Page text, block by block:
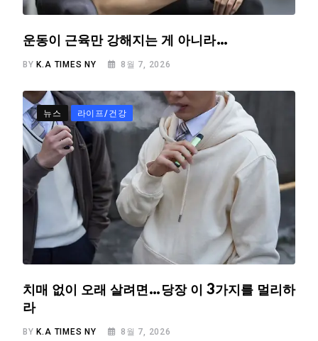
운동이 근육만 강해지는 게 아니라…
BY K.A TIMES NY 8월 7, 2026
뉴스 라이프/건강
치매 없이 오래 살려면…당장 이 3가지를 멀리하
라
BYK.A TIMES NY 8월 7, 2026